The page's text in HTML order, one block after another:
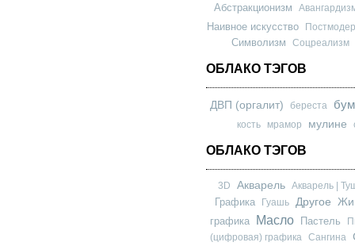
Абстракционизм
Наивное искусство
Символизм Соцреализм
ОБЛАКО ТЭГОВ
ДВП (оргалит) береста
кость мрамор мулине
ОБЛАКО ТЭГОВ
3D Акварель Акварель |
Графика Гуашь Другое
графика
Масло Пастель
(цифровая) графика
Сангина